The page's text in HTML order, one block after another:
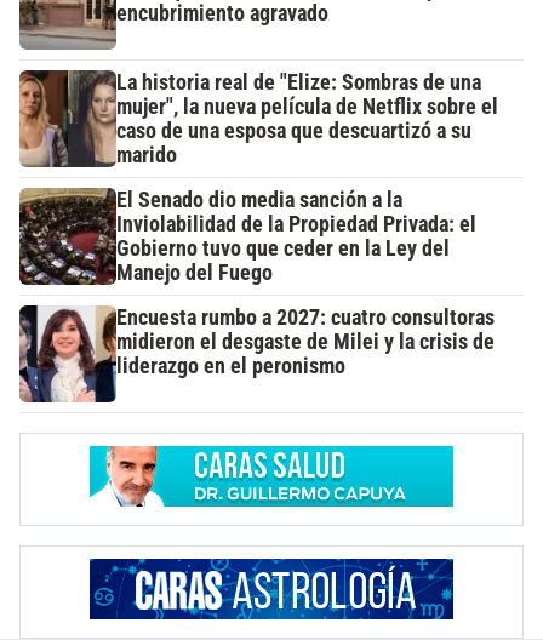
encubrimiento agravado
La historia real de "Elize: Sombras de una
mujer", la nueva película de Netflix sobre el
caso de una esposa que descuartizó a su
marido
El Senado dio media sanción a la
Inviolabilidad de la Propiedad Privada: el
Gobierno tuvo que ceder en la Ley del
Manejo del Fuego
Encuesta rumbo a 2027: cuatro consultoras
midieron el desgaste de Milei y la crisis de
liderazgo en el peronismo